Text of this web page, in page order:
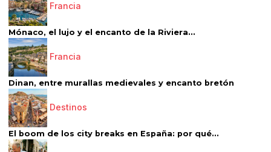
Francia
Mónaco, el lujo y el encanto de la Riviera...
Francia
Dinan, entre murallas medievales y encanto bretón
Destinos
El boom de los city breaks en España: por qué...